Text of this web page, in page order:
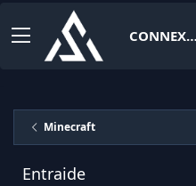
CONNEXION
Minecraft
Entraide